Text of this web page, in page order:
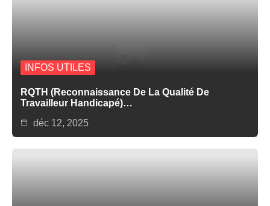
INFOS UTILES
RQTH (Reconnaissance De La Qualité De
Travailleur Handicapé)…
déc 12, 2025